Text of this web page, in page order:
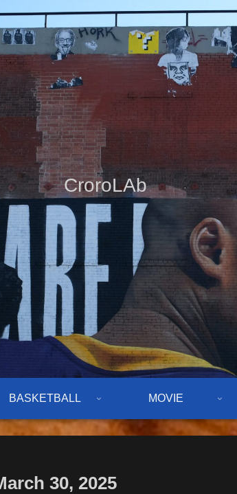
CroroLAb
BASKETBALL MOVIE
30, 2025